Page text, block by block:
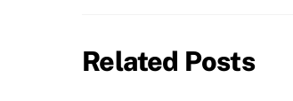
Related Posts